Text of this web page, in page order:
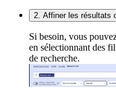
2. Affiner les résultats
Si besoin, vous
en sélectionnant des
de recherche.